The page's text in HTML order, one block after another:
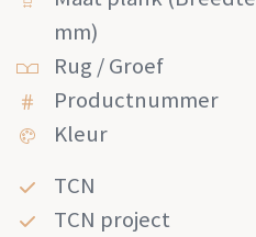
mm)
Rug / Groef
Productnummer
Kleur
TCN
TCN project